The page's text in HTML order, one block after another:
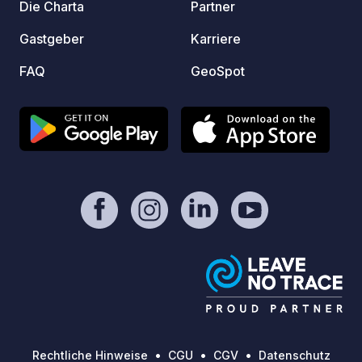
Die Charta
Gastgeber
FAQ
Partner
Karriere
GeoSpot
Rechtliche Hinweise CGU CGV Datenschutz